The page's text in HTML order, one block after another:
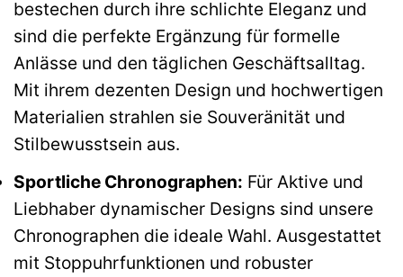
bestechen durch ihre schlichte Eleganz und
sind die perfekte Ergänzung für formelle
Anlässe und den täglichen Geschäftsalltag.
Mit ihrem dezenten Design und hochwertigen
Materialien strahlen sie Souveränität und
Stilbewusstsein aus.
Sportliche Chronographen: Für Aktive und
Liebhaber dynamischer Designs sind unsere
Chronographen die ideale Wahl. Ausgestattet
mit Stoppuhrfunktionen und robuster